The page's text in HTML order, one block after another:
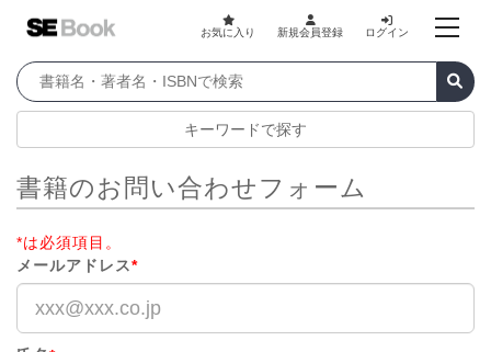
お気に入り 新規会員登録 ログイン
キーワードで探す
書籍のお問い合わせフォーム
*は必須項目。
メールアドレス*